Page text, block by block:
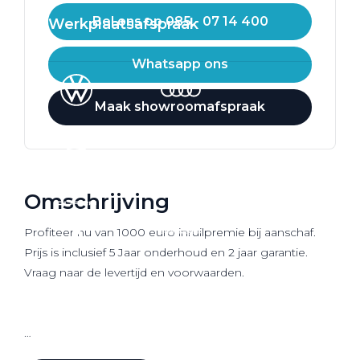
Werkplaatsafspraak
Bel ons op 085 - 07 14 400
Whatsapp ons
Maak showroomafspraak
Omschrijving
Profiteer nu van 1000 euro inruilpremie bij aanschaf.
Prijs is inclusief 5 Jaar onderhoud en 2 jaar garantie.
Vraag naar de levertijd en voorwaarden.